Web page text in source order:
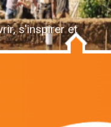
s'inspirer et